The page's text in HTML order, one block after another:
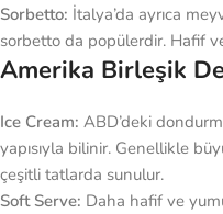
Sorbetto: İtalya’da ayrıca
sorbetto da popülerdir. Hafif ve
Amerika Birleşik
Ice Cream: ABD’deki
yapısıyla bilinir. Genellikle
çeşitli tatlarda sunulur.
Soft Serve: Daha hafif ve